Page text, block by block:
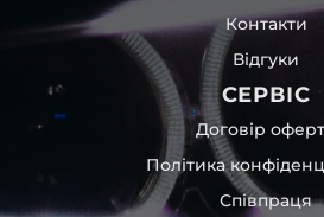
Контакти
Відгуки
СЕРВІС
Договір
Політика
Співпраця